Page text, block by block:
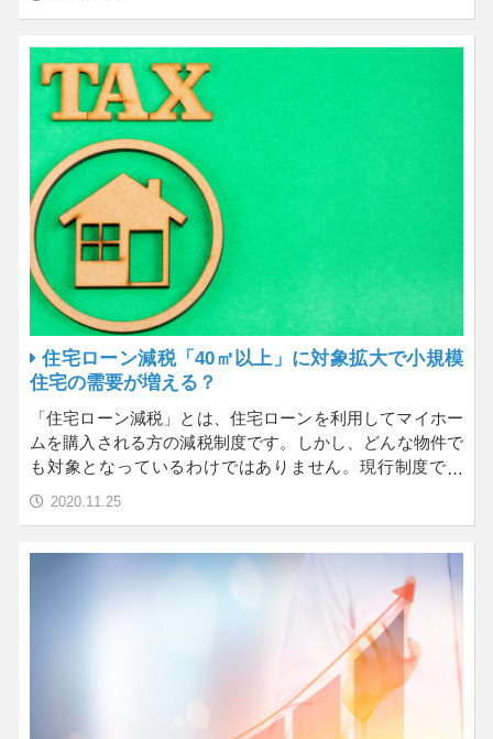
住宅ローン減税「40㎡以上」に対象拡大で小規模
住宅の需要が増える？
「住宅ローン減税」とは、住宅ローンを利用してマイホー
ムを購入される方の減税制度です。しかし、どんな物件で
も対象となっているわけではありません。現行制度では
「床面…
2020.11.25